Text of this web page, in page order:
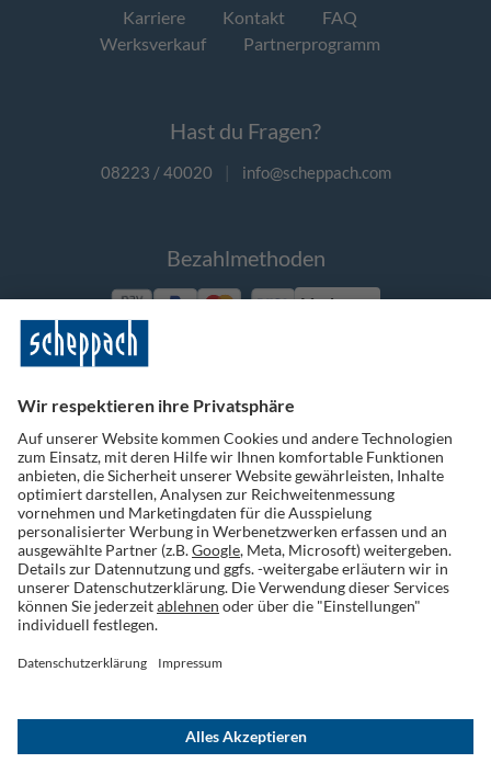
Karriere Kontakt
FAQ
Werksverkauf
Partnerprogramm
Hast du Fragen?
08223 / 40020 | info@scheppach.com
Bezahlmethoden
Vorkasse
Folge uns auf Social Media